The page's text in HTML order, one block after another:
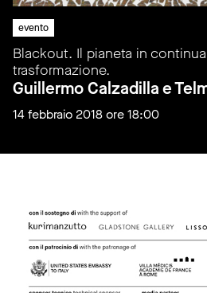
evento
Blackout. Il pianeta in continua
trasformazione.
Guillermo Calzadilla e
14 febbraio 2018 ore 18:00